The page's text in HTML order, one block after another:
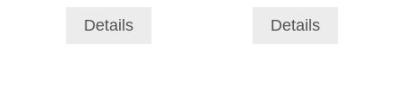
Details Details